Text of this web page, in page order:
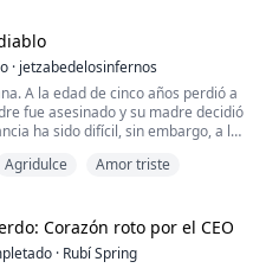
hermano llevaba una vida que
· jetzabedelosinfernos
A la edad de cinco años perdió a
fue asesinado y su madre decidió
ha sido difícil, sin embargo, a la
su existencia. Pensó que su
Agridulce Amor triste
Corazón roto por el CEO
· Rubí Spring